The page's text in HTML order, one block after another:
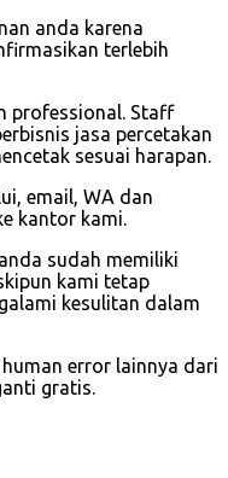
anda karena
terlebih
professional. Staff
jasa percetakan
sesuai harapan.
email, WA dan
kantor kami.
sudah memiliki
kami tetap
kesulitan dalam
error lainnya dari
gratis.